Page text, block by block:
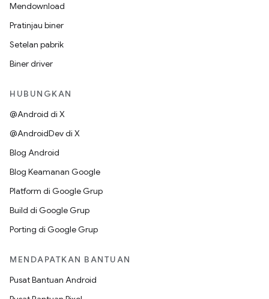
Mendownload
Pratinjau biner
Setelan pabrik
Biner driver
HUBUNGKAN
@Android di X
@AndroidDev di X
Blog Android
Blog Keamanan Google
Platform di Google Grup
Build di Google Grup
Porting di Google Grup
MENDAPATKAN BANTUAN
Pusat Bantuan Android